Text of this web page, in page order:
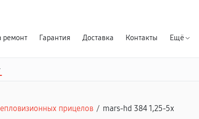
ремонт Гарантия Доставка Контакты Ещё
прицелов / mars-hd 384 1,25-5x